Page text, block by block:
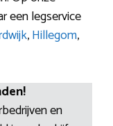
een legservice
,Hillegom,
en